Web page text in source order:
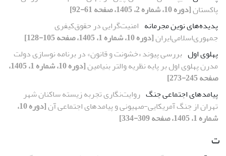
پاکستان[دوره 10، شماره 2، 1405، صفحه 61-92]
پدیده‌های نوین مجرمانه امنیت‌گرایی در حقوق‌کیفری
جمهوری‌اسلامی‌ایران[دوره 10، شماره 1، 1405، صفحه 105-128]
پهلوی اول بررسی پیوند «خشونت و قانون» در برنامه نوسازی دولت
مدرن پهلوی اول بر پایه نظریه والتر بنیامین
[دوره 10، شماره 1، 1405،
صفحه 245-273]
پیامدهای اجتماعی جنگ روایت‌نگاری تجربه زیسته ساکنان شهر
تهران از جنگ آمریکایی-صهیونی و پیامدهای اجتماعی آن
[دوره 10،
شماره 1، 1405، صفحه 309-334]
ت